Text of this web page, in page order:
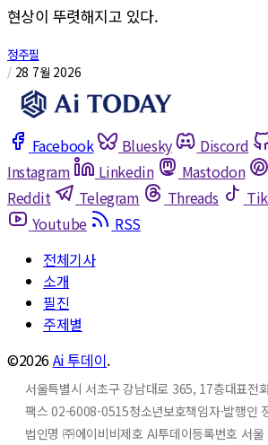
현상이 뚜렷해지고 있다.
정주필
/ 28 7월 2026
Facebook Bluesky Discord
Instagram
Linkedin Mastodon
Reddit
Telegram Threads
Youtube
RSS
전체기사
소개
필진
주제별
©2026Ai 투데이.
서울특별시 서초구 강남대로 365, 17층대표전
팩스 02-6008-0515청소년보호책임자·발행인
법인명 ㈜에이비비제호 AI투데이등록번호 서